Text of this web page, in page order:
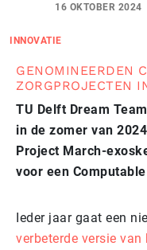
16 OKTOBER 2024
INNOVATIE
GENOMINEERDEN
ZORGPROJECTEN
TU Delft Dream
in de zomer van
Project March-
voor een
Ieder jaar gaat een
verbeterde versie van